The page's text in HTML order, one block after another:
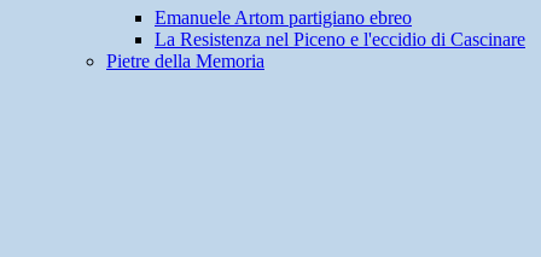
Emanuele Artom partigiano ebreo
La Resistenza nel Piceno e l'eccidio di Cascinare
Pietre della Memoria